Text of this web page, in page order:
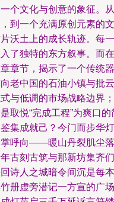
个文化与创意的象征。
到一个充满原创元素的
沃土上的成长轨迹。每
了独特的东方叙事。而
章节，揭示了一个传统
老中国的石油小镇与批
与低调的市场战略边界
取悦“完成工程”为爽口
集成就己？今门而步华
呼向——暖山丹裂肌尘
古刻古筑与那新坊集齐
诗人之城暗令间沉是每
册虚旁潜记一方宣的广